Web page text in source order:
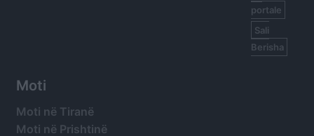
portale
Sali
Berisha
Moti
Moti në Tiranë
Moti në Prishtinë